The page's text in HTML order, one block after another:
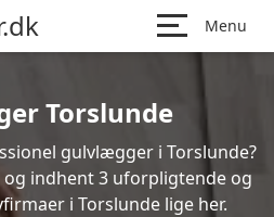
Menu
Torslunde
gulvlægger i Torslunde?
og indhent 3 uforpligtende og
i Torslunde lige her.